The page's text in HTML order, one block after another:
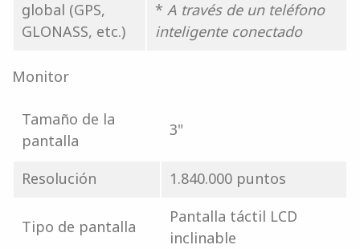
global (GPS,
GLONASS, etc.)
* A través de un teléfono
inteligente conectado
Monitor
Tamaño de la
pantalla
3"
Resolución 1.840.000 puntos
Tipo de pantalla
Pantalla táctil LCD
inclinable